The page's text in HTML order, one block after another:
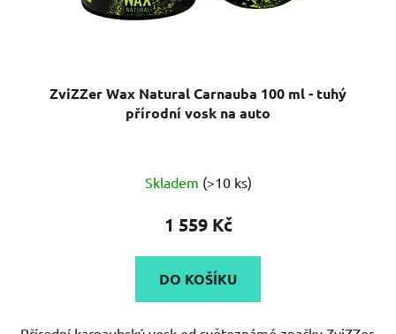
ZviZZer Wax Natural Carnauba 100 ml - tuhý
přírodní vosk na auto
Skladem (>10 ks)
1 559 Kč
DO KOŠÍKU